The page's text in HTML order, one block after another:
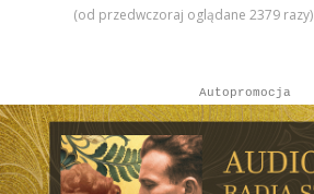
(od przedwczoraj oglądane 2379 razy)
Autopromocja